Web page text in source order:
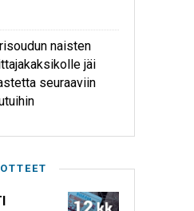
naisten
jäi
seuraaviin